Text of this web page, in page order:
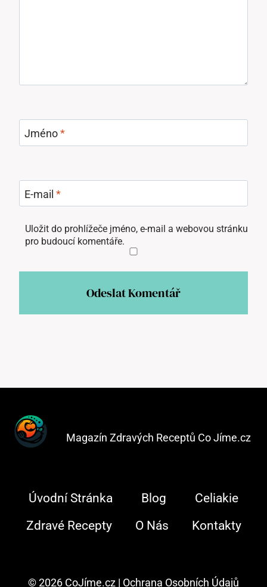
Jméno*
E-mail *
Uložit do prohlížeče jméno, e-mail a webovou stránku
pro budoucí komentáře.
Magazín Zdravých Receptů Co Jíme.cz
Úvodní Stránka Blog
Celiakie
Zdravé Recepty
O Nás Kontakty
© 2026 CoJíme.cz | Ochrana Osobních Údajů